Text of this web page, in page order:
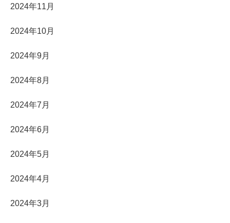
2024年11月
2024年10月
2024年9月
2024年8月
2024年7月
2024年6月
2024年5月
2024年4月
2024年3月